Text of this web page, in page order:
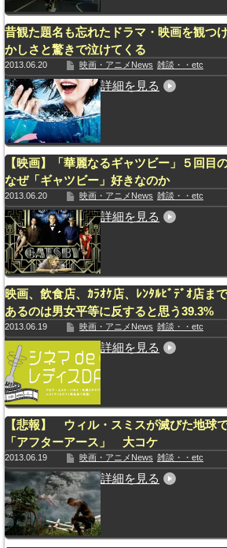
昔観た題名も忘れたドラマ・映画を観つ
かしさと驚きで泣けてくる
2013.06.20 映画・アニメNews 雑談・・etc
詳細を見る
【映画】「華麗なるギャツビー」５回
なぜ「ギャツビー」好きなのか
2013.06.20 映画・アニメNews 雑談・・etc
詳細を見る
映画、飲食店、ｶﾗｵｹ店、ﾚﾝﾀﾙﾋﾞﾃﾞｵ店ま
あるのは男女平等に反すると思う39.3%
2013.06.19 映画・アニメNews 雑談・・etc
詳細を見る
【悲報】 ウィル・スミスが滅びた地球
「アフターアース」 大コケ
2013.06.19 映画・アニメNews 雑談・・etc
詳細を見る